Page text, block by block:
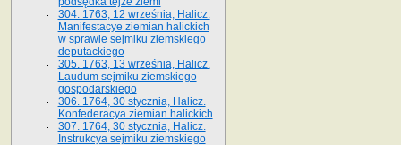
304. 1763, 12 września, Halicz.
Manifestacye ziemian halickich
w sprawie sejmiku ziemskiego
deputackiego
305. 1763, 13 września, Halicz.
Laudum sejmiku ziemskiego
gospodarskiego
306. 1764, 30 stycznia, Halicz.
Konfederacya ziemian halickich
307. 1764, 30 stycznia, Halicz.
Instrukcya sejmiku ziemskiego